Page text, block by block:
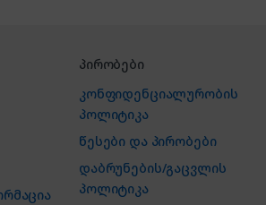
პირობები
კონფიდენციალურობის
პოლიტიკა
წესები და პირობები
დაბრუნების/გაცვლის
პოლიტიკა